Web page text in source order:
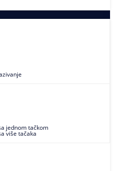
jednom tačkom
više tačaka